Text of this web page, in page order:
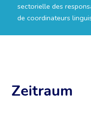
sectorielle des
de coordinateurs
Zeitraum